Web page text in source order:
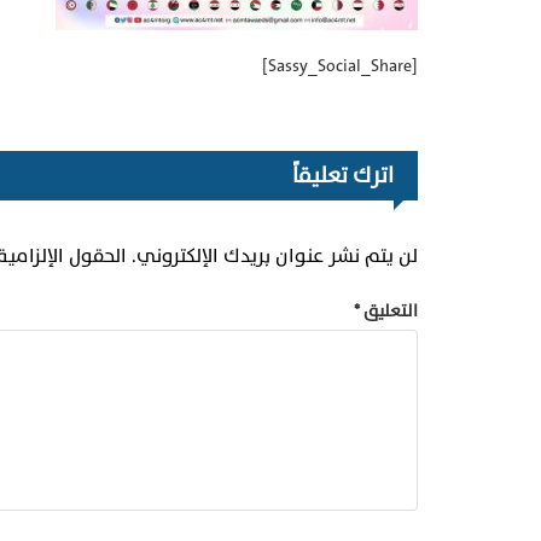
[Sassy_Social_Share]
اترك تعليقاً
لن يتم نشر عنوان بريدك الإلكتروني. الحقول
التعليق*